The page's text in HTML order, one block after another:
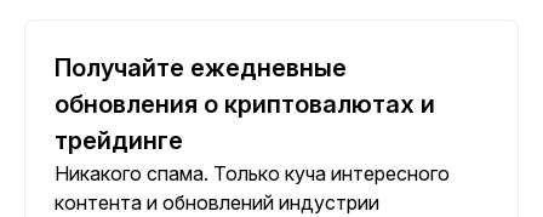
Получайте ежедневные
обновления о криптовалютах и
трейдинге
Никакого спама. Только куча интересного
контента и обновлений индустрии